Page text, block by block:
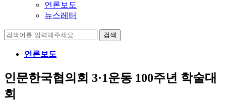
언론보도
뉴스레터
검
언론보도
인문한국협의회 3·1운동 100주년 학술대
회